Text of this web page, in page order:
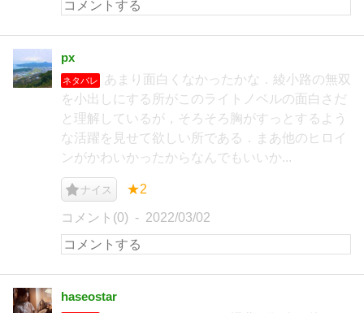
px
ネタバレ
あまり面白くなかったかな．綾小路の無双
を小出しにする所がこのライトノベルの面白さだ
と理解しているが，そろそろ胸がすっとするよう
な活躍を見せて欲しい所である．まあ他のヒロイ
ンがかわいかったからなんでもいいか...
ナイス ★2
コメント(0) 2022/03/02
haseostar